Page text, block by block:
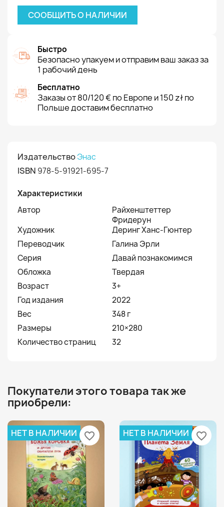
СООБЩИТЬ О НАЛИЧИИ
Быстро
Безопасно упакуем и отправим ваш заказ за
1 рабочий день
Бесплатно
Заказы от 80/120 € по Европе и 150 zł по
Польше доставим бесплатно
ИздательствоЭнас
ISBN 978-5-91921-695-7
Характеристики
Автор
Райхенштеттер
Фридерун
Художник
Деринг Ханс-Гюнтер
Переводчик
Галина Эрли
Серия
Давай познакомимся
Обложка
Твердая
Возраст
3+
Год издания
2022
Вес
348 г
Размеры
210×280
Количество страниц
32
Покупатели этого товара так же
приобрели:
НЕТ В НАЛИЧИИ favorite_border НЕТ В НАЛИЧИИ favorite_border